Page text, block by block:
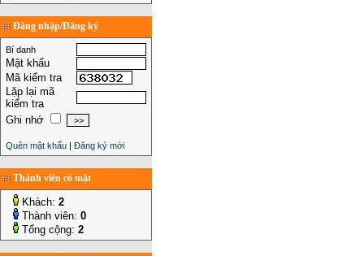
Đăng nhập/Đăng ký
Bí danh
Mật khẩu
Mã kiểm tra
Lặp lại mã
kiểm tra
Ghi nhớ
Quên mật khẩu | Đăng ký mới
Thành viên có mặt
Khách: 2
Thành viên: 0
Tổng cộng: 2